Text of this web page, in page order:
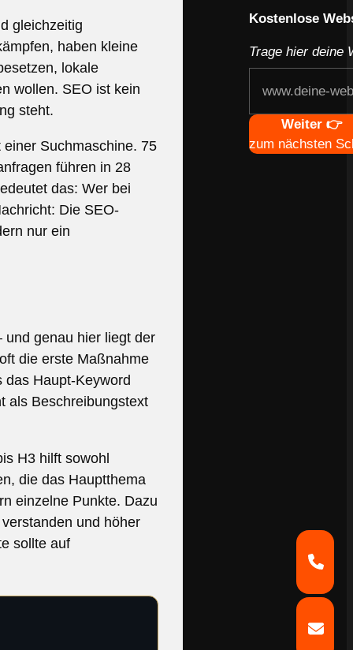
gleichzeitig
haben kleine
lokale
wollen. SEO ist kein
steht.
Suchmaschine. 75
führen in 28
das: Wer bei
Die SEO-
nur ein
genau hier liegt der
die erste Maßnahme
Haupt-Keyword
als Beschreibungstext
H3 hilft sowohl
die das Hauptthema
einzelne Punkte. Dazu
und höher
sollte auf
Kostenlose
Trage hier deine
NavigationWeiter 👉
zum nächsten